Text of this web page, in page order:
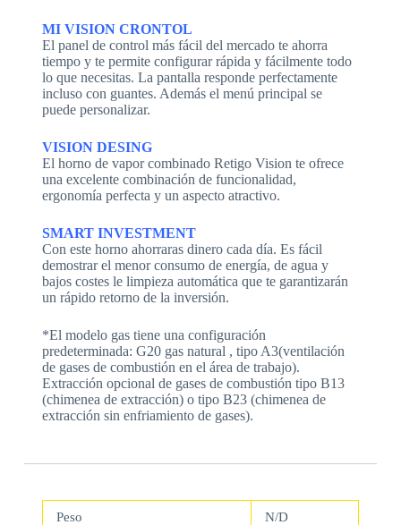
MI VISION CRONTOL
El panel de control más fácil del mercado te ahorra
tiempo y te permite configurar rápida y fácilmente todo
lo que necesitas. La pantalla responde perfectamente
incluso con guantes. Además el menú principal se
puede personalizar.
VISION DESING
El horno de vapor combinado Retigo Vision te ofrece
una excelente combinación de funcionalidad,
ergonomía perfecta y un aspecto atractivo.
SMART INVESTMENT
Con este horno ahorraras dinero cada día. Es fácil
demostrar el menor consumo de energía, de agua y
bajos costes le limpieza automática que te garantizarán
un rápido retorno de la inversión.
*El modelo gas tiene una configuración
predeterminada: G20 gas natural , tipo A3(ventilación
de gases de combustión en el área de trabajo).
Extracción opcional de gases de combustión tipo B13
(chimenea de extracción) o tipo B23 (chimenea de
extracción sin enfriamiento de gases).
Peso N/D